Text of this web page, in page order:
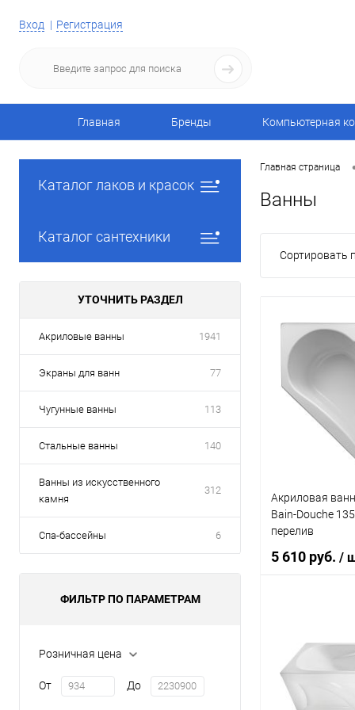
Вход Регистрация
Главная Бренды Компьютерная
Каталог лаков и красок
Каталог сантехники
УТОЧНИТЬ РАЗДЕЛ
Акриловые ванны 1941
Экраны для ванн 77
Чугунные ванны 113
Стальные ванны 140
Ванны из искусственного
камня
312
Спа-бассейны 6
ФИЛЬТР ПО ПАРАМЕТРАМ
Розничная цена
От До
Главная страница
Ванны
Сортировать
Акриловая
Bain-Douche
перелив
5 610 руб. /
Купить в 1 клик
В избранное